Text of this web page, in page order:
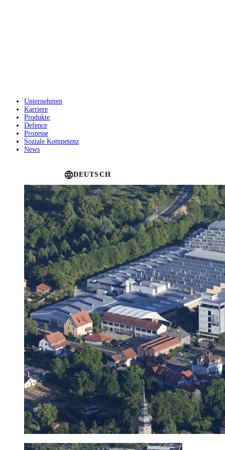
Main
navigation
Unternehmen
Karriere
Produkte
Defence
Prozesse
Soziale Kompetenz
News
DEUTSCH